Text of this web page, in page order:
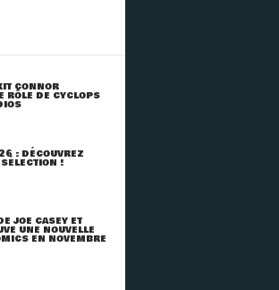
CONNOR
RÔLE DE CYCLOPS
: DÉCOUVREZ
!
JOE CASEY ET
UNE NOUVELLE
EN NOVEMBRE